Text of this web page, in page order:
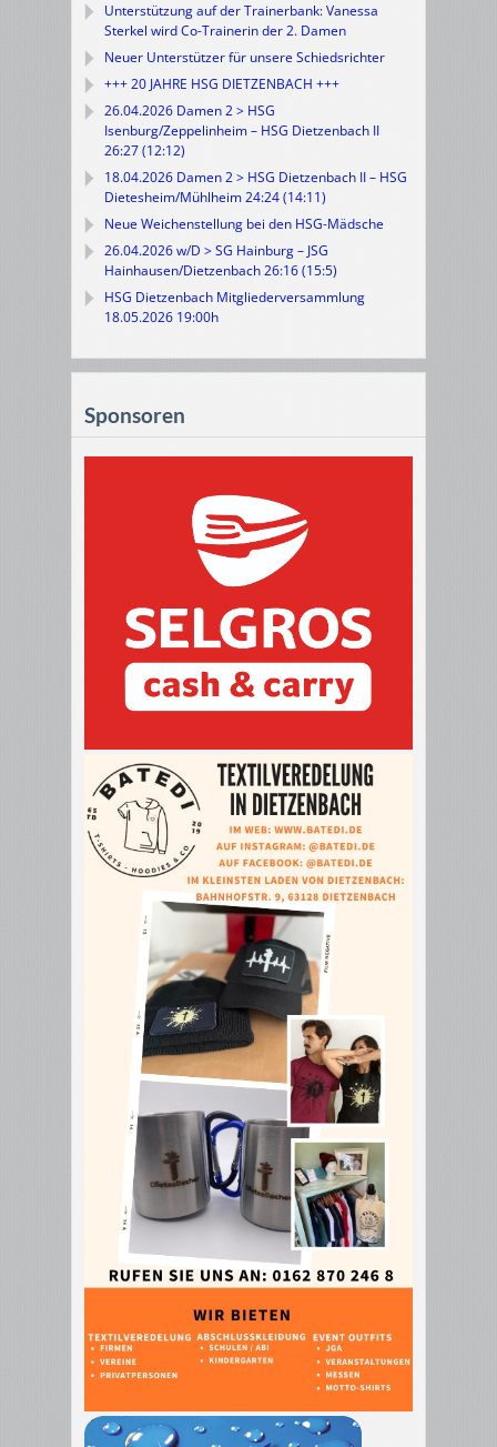
Unterstützung auf der Trainerbank: Vanessa
Sterkel wird Co-Trainerin der 2. Damen
Neuer Unterstützer für unsere Schiedsrichter
+++ 20 JAHRE HSG DIETZENBACH +++
26.04.2026 Damen 2 > HSG
Isenburg/Zeppelinheim – HSG Dietzenbach II
26:27 (12:12)
18.04.2026 Damen 2 > HSG Dietzenbach II – HSG
Dietesheim/Mühlheim 24:24 (14:11)
Neue Weichenstellung bei den HSG-Mädsche
26.04.2026 w/D > SG Hainburg – JSG
Hainhausen/Dietzenbach 26:16 (15:5)
HSG Dietzenbach Mitgliederversammlung
18.05.2026 19:00h
Sponsoren